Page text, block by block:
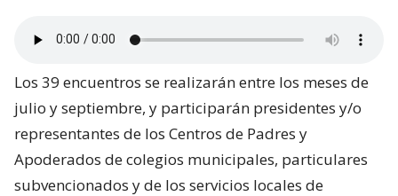
Los 39 encuentros se realizarán entre los meses de
julio y septiembre, y participarán presidentes y/o
representantes de los Centros de Padres y
Apoderados de colegios municipales, particulares
subvencionados y de los servicios locales de